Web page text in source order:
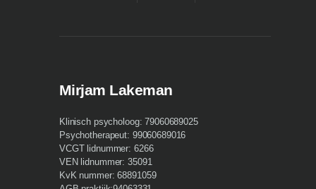
Mirjam Lakeman
Klinisch psycholoog: 79060689025
Psychotherapeut: 99060689016
VCGT lidnummer: 6266
VEN lidnummer: 35091
KvK nummer: 68891059